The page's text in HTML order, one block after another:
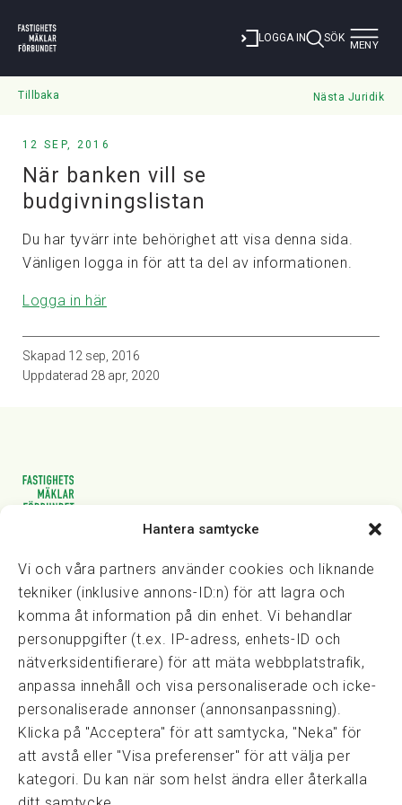
Hantera samtycke
Vi och våra partners använder cookies och liknande
tekniker (inklusive annons-ID:n) för att lagra och
komma åt information på din enhet. Vi behandlar
personuppgifter (t.ex. IP-adress, enhets-ID och
nätverksidentifierare) för att mäta webbplatstrafik,
anpassa innehåll och visa personaliserade och icke-
personaliserade annonser (annonsanpassning).
Klicka på "Acceptera" för att samtycka, "Neka" för
att avstå eller "Visa preferenser" för att välja per
kategori. Du kan när som helst ändra eller återkalla
LOGGA IN SÖK Toggle
MENY
Tillbaka Nästa Juridik
12 SEP, 2016
När banken vill se
budgivningslistan
Du har tyvärr inte behörighet att visa denna sida.
Vänligen logga in för att ta del av informationen.
Logga in här
Skapad 12 sep, 2016
Uppdaterad 28 apr, 2020
Vasagatan 28, 111 20 Stockholm
kansli@fmf.se
Snabblänkar
Prisexempel
Medarbetare
Policies & integritet
Information om Cookie-hantering och Google Analytics
Integritetspolicy
Dataskyddsförordningen